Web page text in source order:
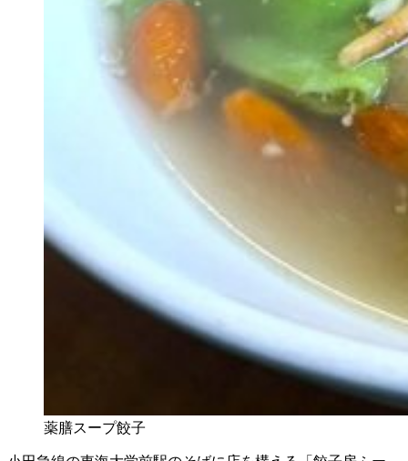
薬膳スープ餃子